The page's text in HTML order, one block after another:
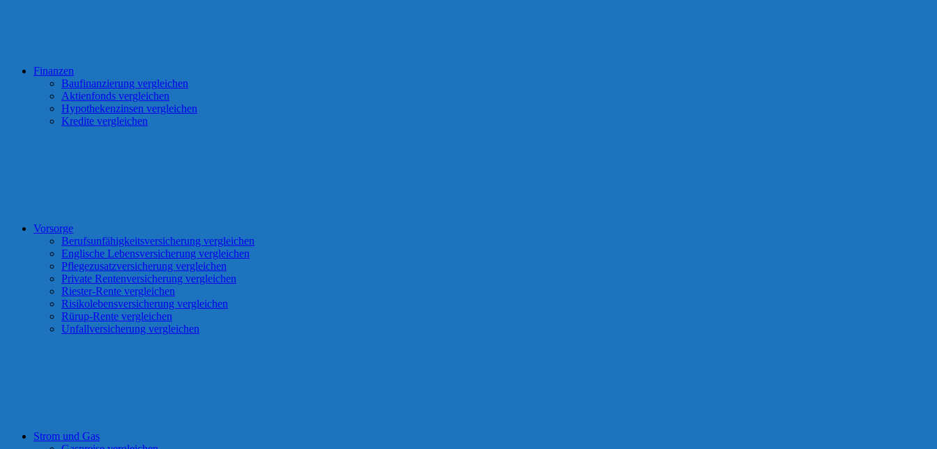
Finanzen
Baufinanzierung vergleichen
Aktienfonds vergleichen
Hypothekenzinsen vergleichen
Kredite vergleichen
Vorsorge
Berufsunfähigkeitsversicherung vergleichen
Englische Lebensversicherung vergleichen
Pflegezusatzversicherung vergleichen
Private Rentenversicherung vergleichen
Riester-Rente vergleichen
Risikolebensversicherung vergleichen
Rürup-Rente vergleichen
Unfallversicherung vergleichen
Strom und Gas